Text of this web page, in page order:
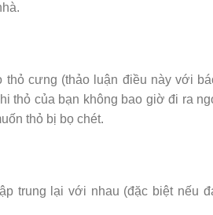
thỏ cưng (thảo luận điều này với
thỏ của bạn không bao giờ đi ra
thỏ bị bọ chét.
trung lại với nhau (đặc biệt nếu